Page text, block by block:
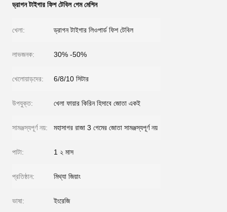
ড্রাগন টাইগার ফিশ টেবিল গেম মেশিন
খেলা: ড্রাগন টাইগার লিওপার্ড ফিশ টেবিল
লাভজনক: 30% -50%
খেলোয়াড়দের: 6/8/10 সিটার
উপযুক্ত: খেলা ফায়ার কিরিন হিসাবে জোতা একই
সামঞ্জস্যপূর্ণ নয়: মহাসাগর রাজা 3 গেমের জোতা সামঞ্জস্যপূর্ণ নয়
পাটা: 1 ২ মাস
প্রতিষ্ঠান: মিথ্যা জিয়াং
ভাষা: ইংরেজি